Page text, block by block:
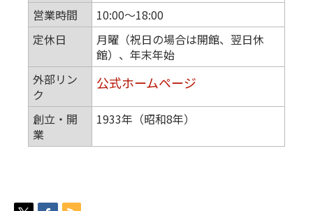
営業時間
10:00～18:00
定休日
月曜（祝日の場合は開館、翌日休
館）、年末年始
外部リン
ク
公式ホームページ
創立・開
業
1933年（昭和8年）